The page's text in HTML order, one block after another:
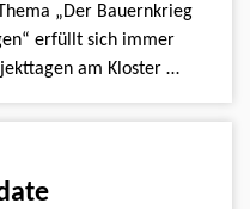
„Der Bauernkrieg
erfüllt sich immer
am Kloster …